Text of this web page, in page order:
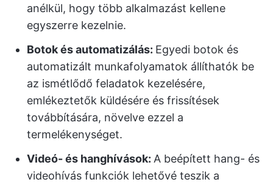
anélkül, hogy több alkalmazást kellene
egyszerre kezelnie.
Botok és automatizálás: Egyedi botok és
automatizált munkafolyamatok állíthatók be
az ismétlődő feladatok kezelésére,
emlékeztetők küldésére és frissítések
továbbítására, növelve ezzel a
termelékenységet.
Videó- és hanghívások: A beépített hang- és
videohívás funkciók lehetővé teszik a